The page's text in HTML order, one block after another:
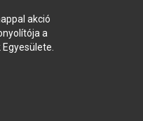
akció
a